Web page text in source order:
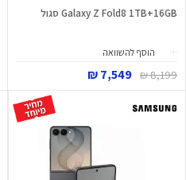
Galaxy Z Fold8 1TB+16GB סגול
הוסף להשוואה
8,199 ₪
7,549 ₪